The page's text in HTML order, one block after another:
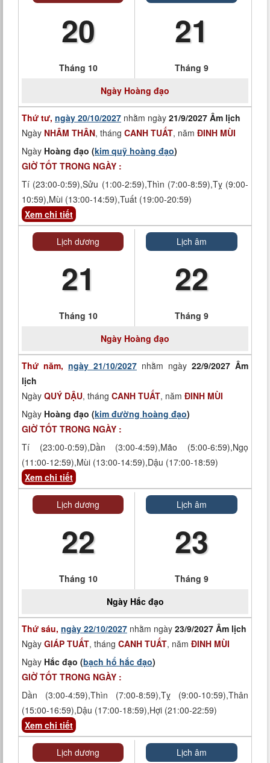
20
Tháng 10
21
Tháng 9
Ngày Hoàng đạo
Thứ tư, ngày 20/10/2027 nhằm ngày 21/9/2027 Âm lịch
Ngày NHÂM THÂN, tháng CANH TUẤT, năm ĐINH MÙI
Ngày Hoàng đạo (kim quỹ hoàng đạo)
GIỜ TỐT TRONG NGÀY :
Tí (23:00-0:59),Sửu (1:00-2:59),Thìn (7:00-8:59),Tỵ (9:00-
10:59),Mùi (13:00-14:59),Tuất (19:00-20:59)
Xem chi tiết
Lịch dương
21
Tháng 10
Lịch âm
22
Tháng 9
Ngày Hoàng đạo
Thứ năm, ngày 21/10/2027 nhằm ngày 22/9/2027 Âm
lịch
Ngày QUÝ DẬU, tháng CANH TUẤT, năm ĐINH MÙI
Ngày Hoàng đạo (kim đường hoàng đạo)
GIỜ TỐT TRONG NGÀY :
Tí (23:00-0:59),Dần (3:00-4:59),Mão (5:00-6:59),Ngọ
(11:00-12:59),Mùi (13:00-14:59),Dậu (17:00-18:59)
Xem chi tiết
Lịch dương
22
Tháng 10
Lịch âm
23
Tháng 9
Ngày Hắc đạo
Thứ sáu, ngày 22/10/2027 nhằm ngày 23/9/2027 Âm lịch
Ngày GIÁP TUẤT, tháng CANH TUẤT, năm ĐINH MÙI
Ngày Hắc đạo (bạch hổ hắc đạo)
GIỜ TỐT TRONG NGÀY :
Dần (3:00-4:59),Thìn (7:00-8:59),Tỵ (9:00-10:59),Thân
(15:00-16:59),Dậu (17:00-18:59),Hợi (21:00-22:59)
Xem chi tiết
Lịch dương Lịch âm